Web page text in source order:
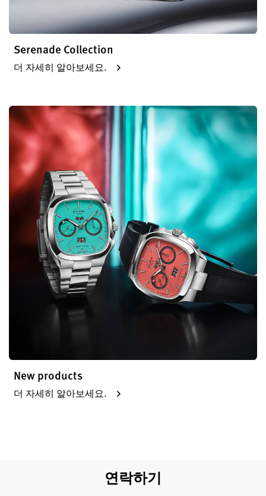
Serenade Collection
더 자세히 알아보세요.
New products
더 자세히 알아보세요.
연락하기